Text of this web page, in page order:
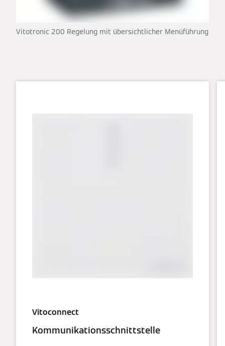
Vitotronic 200 Regelung mit übersichtlicher Menüführung
Vitoconnect
Kommunikationsschnittstelle